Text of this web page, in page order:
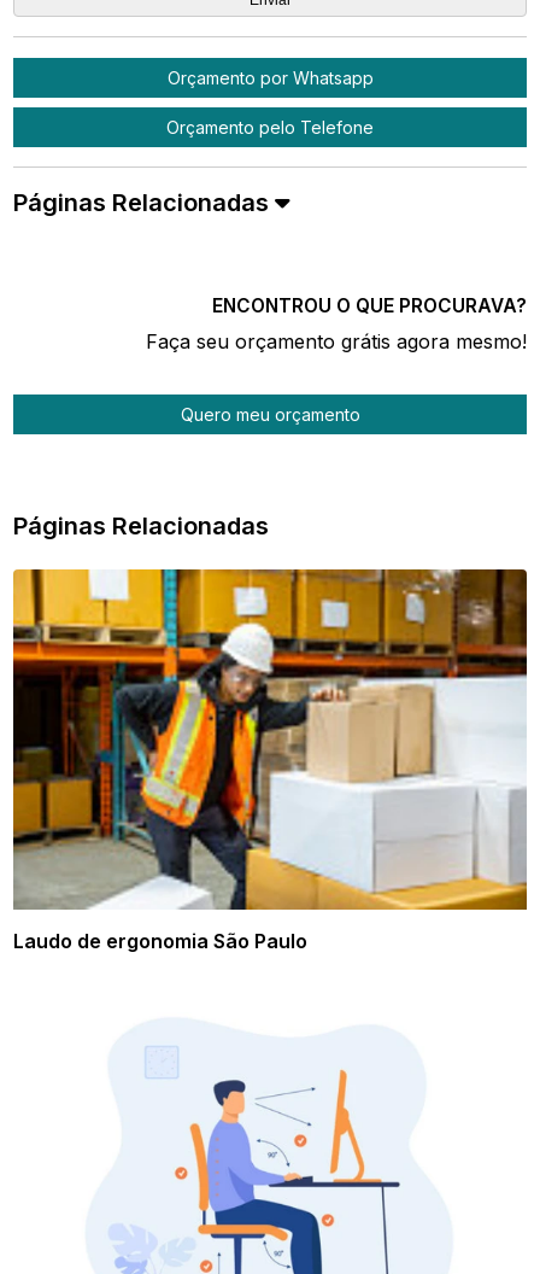
Orçamento por Whatsapp
Orçamento pelo Telefone
Páginas Relacionadas
ENCONTROU O QUE PROCURAVA?
Faça seu orçamento grátis agora mesmo!
Quero meu orçamento
Páginas Relacionadas
Laudo de ergonomia São Paulo